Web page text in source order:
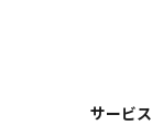
サービス